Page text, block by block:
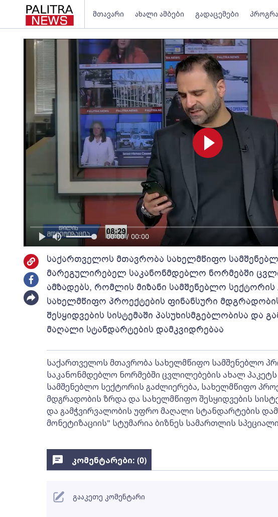
მთავარი ახალი ამბები გადაცემები
00:00 / 00:00
საქართველოს მთავრობა სახელმწიფო
მარეგულირებელ საკანონმდებლო ნორმებში
ამზადებს, რომლის მიზანი სამშენებლო
სახელმწიფო პროექტების ფინანსური
შესყიდვების სისტემაში პასუხისმგებლობისა და
მაღალი სტანდარტების დამკვიდრებაა
საქართველოს მთავრობა სახელმწიფო სამშენებლო
საკანონმდებლო ნორმებში ცვლილებების ახალ
სამშენებლო სექტორის გაძლიერება, სახელმწიფო
მდგრადობის ზრდა და სახელმწიფო შესყიდვების
და გამჭვირვალობის უფრო მაღალი სტანდარტების
მონეტიზაციის" სტუმარია ბიზნეს სამართლის
კომენტარები: (0)
გააკეთე კომენტარი